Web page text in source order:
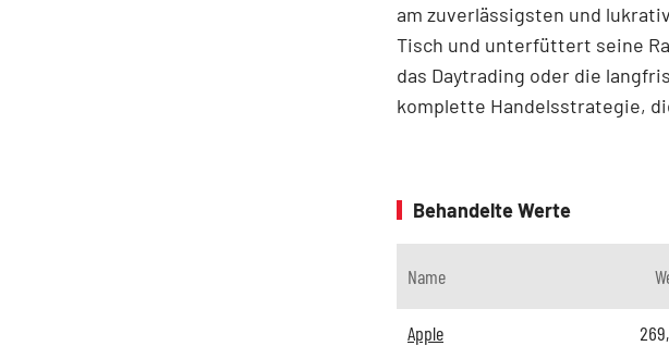
am zuverlässigsten und
Tisch und unterfüttert seine
das Daytrading oder die
komplette Handelsstrategie,
Behandelte Werte
Name
Apple